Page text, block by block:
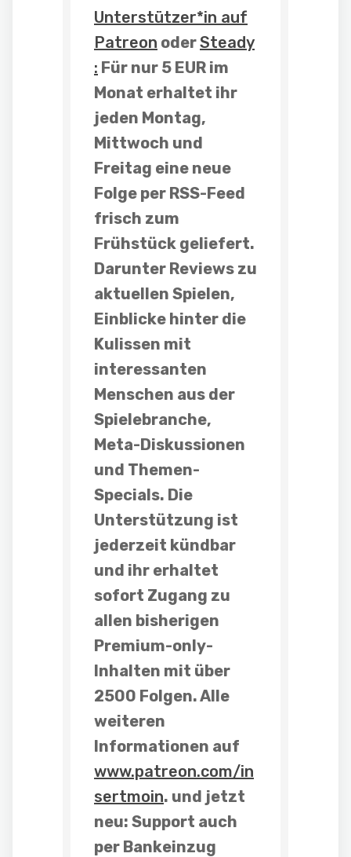
Unterstützer*in auf
Patreon oderSteady
: Für nur 5 EUR im
Monat erhaltet ihr
jeden Montag,
Mittwoch und
Freitag eine neue
Folge per RSS-Feed
frisch zum
Frühstück geliefert.
Darunter Reviews zu
aktuellen Spielen,
Einblicke hinter die
Kulissen mit
interessanten
Menschen aus der
Spielebranche,
Meta-Diskussionen
und Themen-
Specials. Die
Unterstützung ist
jederzeit kündbar
und ihr erhaltet
sofort Zugang zu
allen bisherigen
Premium-only-
Inhalten mit über
2500 Folgen. Alle
weiteren
Informationen auf
www.patreon.com/in
sertmoin. und jetzt
neu: Support auch
per Bankeinzug